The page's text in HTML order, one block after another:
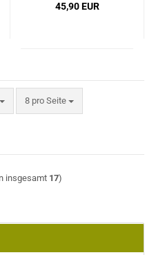
45,90 EUR
8 pro Seite
pro Seite
insgesamt 17)